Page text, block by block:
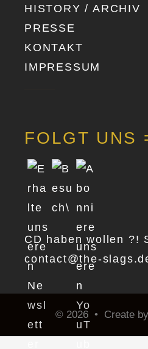
HISTORY / ARCHIV
PRESSE
KONTAKT
IMPRESSUM
FOLGT UNS
CD haben wollen ?!
contact@the-
© 2026 • Create by